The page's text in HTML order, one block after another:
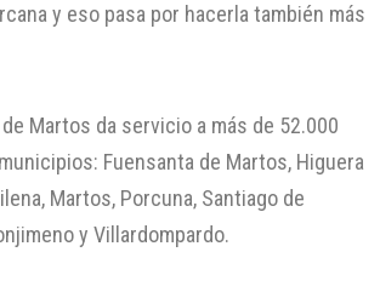
y eso pasa por hacerla también más
Martos da servicio a más de 52.000
Fuensanta de Martos, Higuera
Martos, Porcuna, Santiago de
y Villardompardo.